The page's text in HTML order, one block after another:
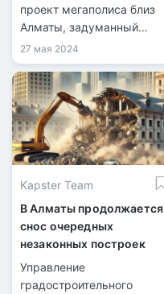
проект мегаполиса близ
Алматы, задуманный
стать международным
бизнес-хабом и
Сингапуром Центральной
Азии.
27 мая 2024
Kapster Team
В Алматы продолжается
снос очередных
незаконных построек
Управление
градостроительного